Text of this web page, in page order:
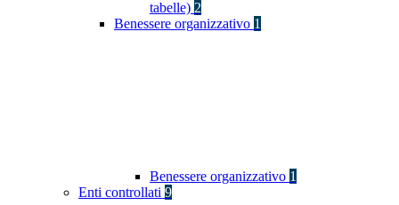
tabelle) 2
Benessere organizzativo 1
Benessere organizzativo 1
Enti controllati 9